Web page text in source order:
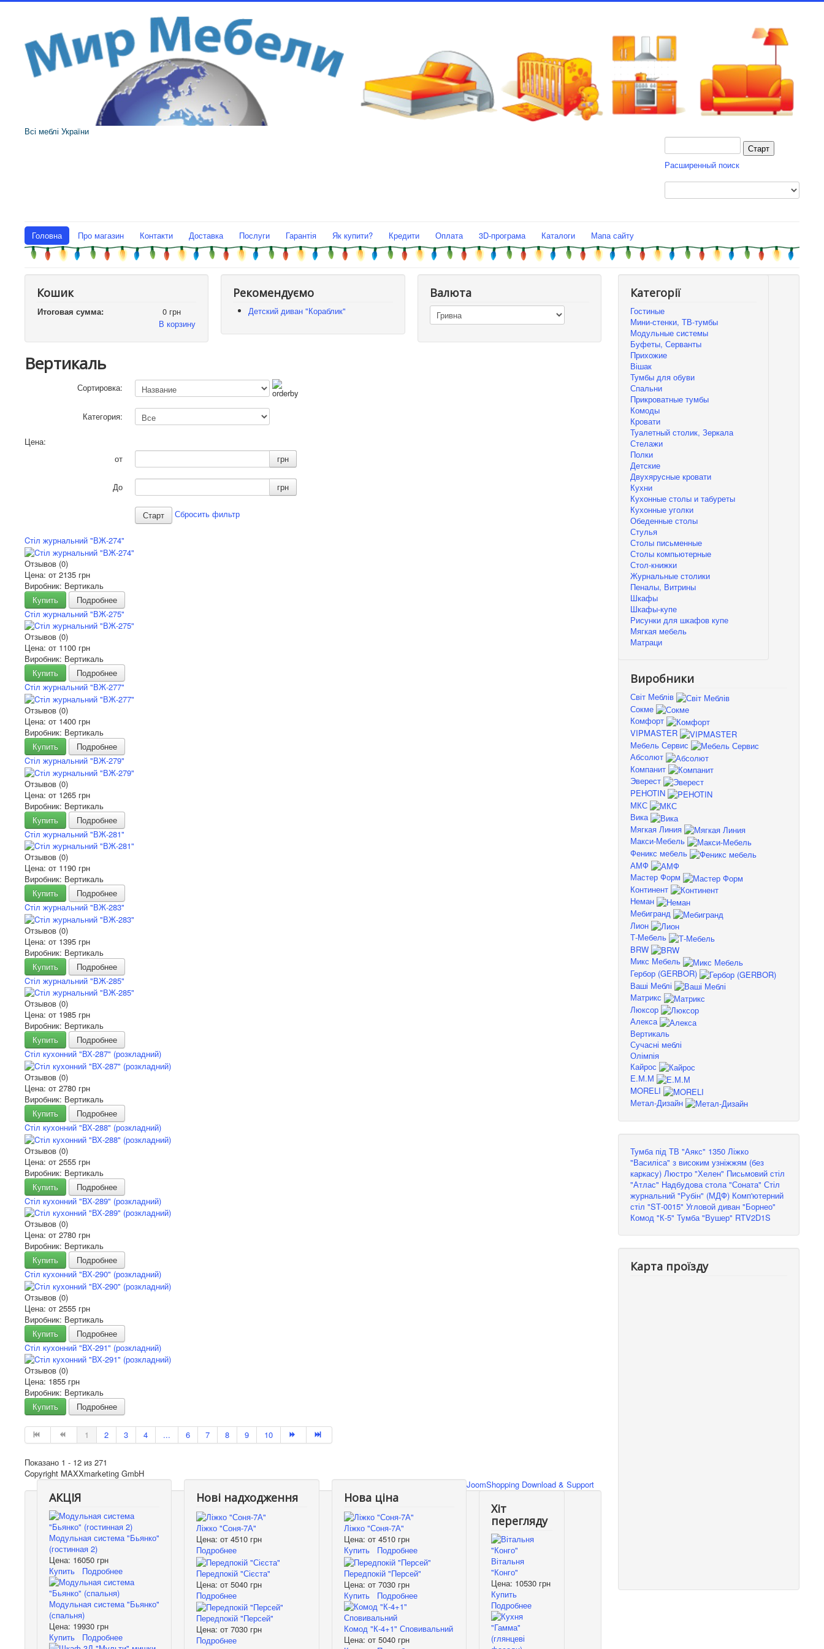
Всі меблі України
Расширенный поиск
Головна Про магазин Контакти Доставка Послуги Гарантія Як купити? Кредити Оплата 3D-програма Каталоги Мапа сайту
Кошик
Итоговая сумма:
0 грн
В корзину
Рекомендуємо
Детский диван "Кораблик"
Валюта
Вертикаль
Сортировка:
Категория:
Цена:
от
грн
До грн
Сбросить фильтр
Cтіл журнальний "ВЖ-274"
Отзывов (0)
Цена: от 2135 грн
Виробник: Вертикаль
Купить
Подробнее
Cтіл журнальний "ВЖ-275"
Отзывов (0)
Цена: от 1100 грн
Виробник: Вертикаль
Купить
Подробнее
Cтіл журнальний "ВЖ-277"
Отзывов (0)
Цена: от 1400 грн
Виробник: Вертикаль
Купить
Подробнее
Cтіл журнальний "ВЖ-279"
Отзывов (0)
Цена: от 1265 грн
Виробник: Вертикаль
Купить
Подробнее
Cтіл журнальний "ВЖ-281"
Отзывов (0)
Цена: от 1190 грн
Виробник: Вертикаль
Купить
Подробнее
Cтіл журнальний "ВЖ-283"
Отзывов (0)
Цена: от 1395 грн
Виробник: Вертикаль
Купить
Подробнее
Cтіл журнальний "ВЖ-285"
Отзывов (0)
Цена: от 1985 грн
Виробник: Вертикаль
Купить
Подробнее
Cтіл кухонний "ВХ-287" (розкладний)
Отзывов (0)
Цена: от 2780 грн
Виробник: Вертикаль
Купить
Подробнее
Cтіл кухонний "ВХ-288" (розкладний)
Отзывов (0)
Цена: от 2555 грн
Виробник: Вертикаль
Купить
Подробнее
Cтіл кухонний "ВХ-289" (розкладний)
Отзывов (0)
Цена: от 2780 грн
Виробник: Вертикаль
Купить
Подробнее
Cтіл кухонний "ВХ-290" (розкладний)
Отзывов (0)
Цена: от 2555 грн
Виробник: Вертикаль
Купить
Подробнее
Cтіл кухонний "ВХ-291" (розкладний)
Отзывов (0)
Цена: 1855 грн
Виробник: Вертикаль
Купить
Подробнее
1 2 3 4 ... 6 7 8 9 10
Показано 1 - 12 из 271
Copyright MAXXmarketing GmbH
JoomShopping Download & Support
АКЦІЯ
Модульная система "Бьянко"
(гостинная 2)
Цена: 16050 грн
Купить
Подробнее
Модульная система "Бьянко"
(спальня)
Цена: 19930 грн
Купить
Подробнее
Нові надходження
Ліжко "Соня-7А"
Цена: от4510 грн
Подробнее
Передпокій "Сієста"
Цена: от5040 грн
Подробнее
Передпокій "Персей"
Цена: от7030 грн
Подробнее
Нова ціна
Ліжко "Соня-7А"
Цена: от 4510 грн
Купить
Подробнее
Передпокій "Персей"
Цена: от 7030 грн
Купить
Подробнее
Комод "К-4+1" Сповивальний
Цена: от 5040 грн
Хіт
перегляду
Вітальня
"Конго"
Цена: 10530 грн
Купить
Подробнее
Категорії
Гостиные
Мини-стенки, ТВ-тумбы
Модульные системы
Буфеты, Серванты
Прихожие
Вішак
Тумбы для обуви
Спальни
Прикроватные тумбы
Комоды
Кровати
Туалетный столик, Зеркала
Стелажи
Полки
Детские
Двухярусные кровати
Кухни
Кухонные столы и табуреты
Кухонные уголки
Обеденные столы
Стулья
Столы письменные
Столы компьютерные
Стол-книжки
Журнальные столики
Пеналы, Витрины
Шкафы
Шкафы-купе
Рисунки для шкафов купе
Мягкая мебель
Матраци
Виробники
Світ Меблів
Сокме
Комфорт
VIPMASTER
Мебель Сервис
Абсолют
Компанит
Эверест
PEHOTIN
МКС
Вика
Мягкая Линия
Макси-Мебель
Феникс мебель
АМФ
Мастер Форм
Континент
Неман
Мебигранд
Лион
Т-Мебель
BRW
Микс Мебель
Гербор (GERBOR)
Ваші Меблі
Матрикс
Люксор
Алекса
Вертикаль
Сучасні меблі
Олімпія
Кайрос
Е.М.М
MORELI
Метал-Дизайн
Тумба під ТВ "Аякс" 1350 Ліжко
"Василіса" з високим узніжжям (без
каркасу) Люстро "Хелен" Письмовий стіл
"Атлас" Надбудова стола "Соната" Стіл
журнальний "Рубін" (МДФ) Комп'ютерний
стіл "SТ-0015" Угловой диван "Борнео"
Комод "К-5" Тумба "Вушер" RTV2D1S
Карта проїзду